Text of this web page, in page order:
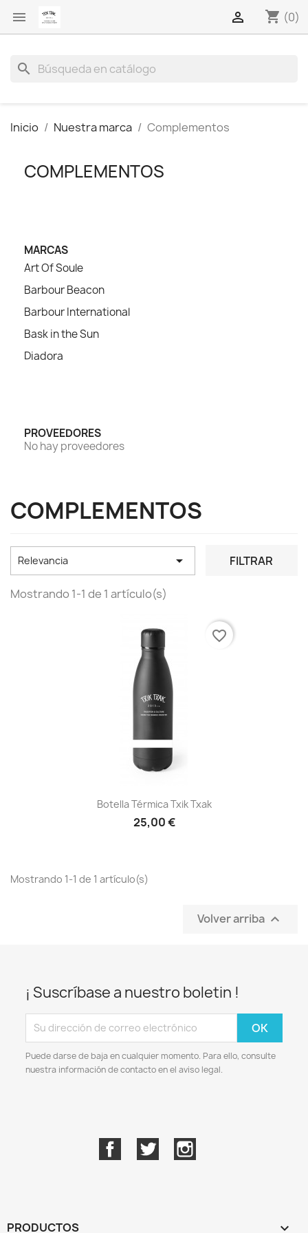
 shopping_cart (0)

search
Inicio Nuestra marca Complementos
COMPLEMENTOS
MARCAS
Art Of Soule
Barbour Beacon
Barbour International
Bask in the Sun
Diadora
PROVEEDORES
No hay proveedores
COMPLEMENTOS
Relevancia  FILTRAR
Mostrando 1-1 de 1 artículo(s)
Botella Térmica Txik Txak
25,00 €
favorite_border
Mostrando 1-1 de 1 artículo(s)
Volver arriba 
¡ Suscríbase a nuestro boletin !
Puede darse de baja en cualquier momento. Para ello, consulte
nuestra información de contacto en el aviso legal.
FacebookTwitter
PRODUCTOS 